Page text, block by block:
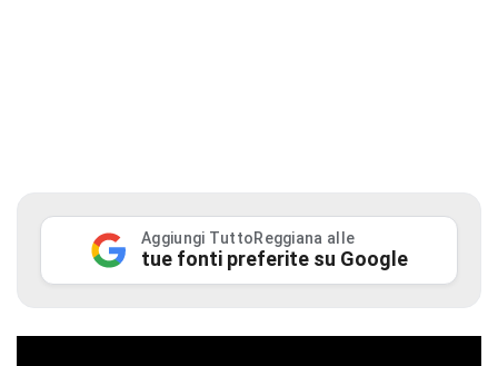
Aggiungi TuttoReggiana alle
tue fonti preferite su Google